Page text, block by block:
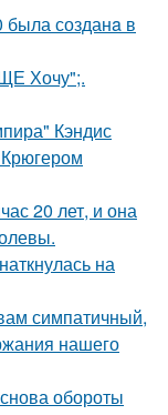
созданa в
Хочу";.
Кэндис
20 лет, и она
на
симпатичный,
нашего
обороты